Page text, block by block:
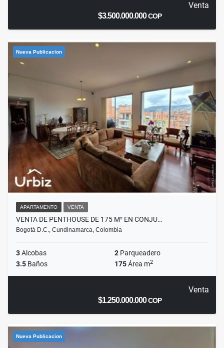
Venta
$3.500.000.000COP
Nueva Publicacion
APARTAMENTO VENTA
VENTA DE PENTHOUSE DE 175 M² EN CONJU…
Bogotá D.C., Cundinamarca, Colombia
3Alcobas 2 Parqueadero
3.5 Baños 175Área m2
Venta
$1.250.000.000COP
Nueva Publicacion